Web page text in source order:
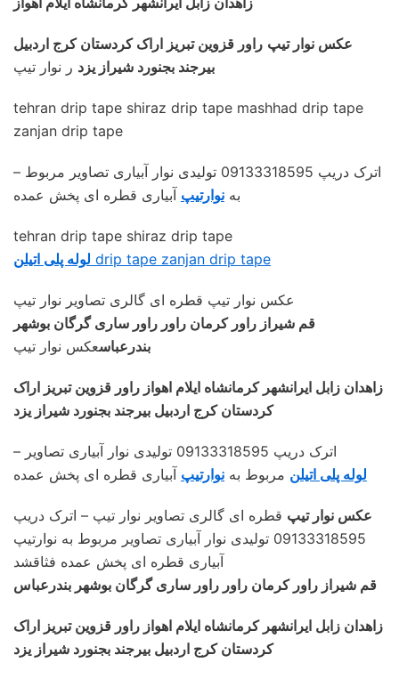
عکس نوار تیپ راور قزوین تبریز اراک کردستان کرج اردبیل
بیرجند بجنورد شیراز یزد ر نوار تیپ
tehran drip tape shiraz drip tape mashhad drip tape
zanjan drip tape
– اترک دریپ 09133318595 تولیدی نوار آبیاری تصاویر مربوط
به نوارتیپ آبیاری قطره ای پخش عمده
tehran drip tape shiraz drip tape
لوله پلی اتیلن drip tape zanjan drip tape
عکس نوار تیپ قطره ای گالری تصاویر نوار تیپ
قم شیراز راور کرمان راور راور ساری گرگان بوشهر
بندرعباسعکس نوار تیپ
زاهدان زابل ایرانشهر کرمانشاه ایلام اهواز راور قزوین تبریز اراک
کردستان کرج اردبیل بیرجند بجنورد شیراز یزد
– اترک دریپ 09133318595 تولیدی نوار آبیاری تصاویر
لوله پلی اتیلن مربوط به نوارتیپ آبیاری قطره ای پخش عمده
عکس نوار تیپ قطره ای گالری تصاویر نوار تیپ – اترک دریپ
09133318595 تولیدی نوار آبیاری تصاویر مربوط به نوارتیپ
آبیاری قطره ای پخش عمده فثاقشد
قم شیراز راور کرمان راور راور ساری گرگان بوشهر بندرعباس
زاهدان زابل ایرانشهر کرمانشاه ایلام اهواز راور قزوین تبریز اراک
کردستان کرج اردبیل بیرجند بجنورد شیراز یزد